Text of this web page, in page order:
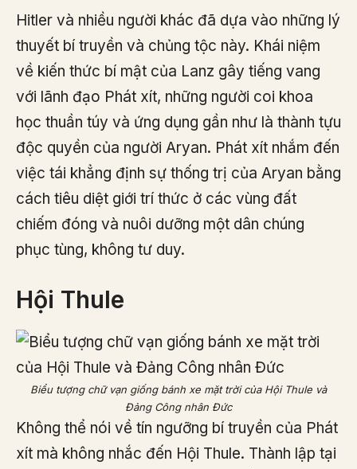
Hitler và nhiều người khác đã dựa vào những lý
thuyết bí truyền và chủng tộc này. Khái niệm
về kiến thức bí mật của Lanz gây tiếng vang
với lãnh đạo Phát xít, những người coi khoa
học thuần túy và ứng dụng gần như là thành tựu
độc quyền của người Aryan. Phát xít nhắm đến
việc tái khẳng định sự thống trị của Aryan bằng
cách tiêu diệt giới trí thức ở các vùng đất
chiếm đóng và nuôi dưỡng một dân chúng
phục tùng, không tư duy.
Hội Thule
Biểu tượng chữ vạn giống bánh xe mặt trời của Hội Thule và
Đảng Công nhân Đức
Không thể nói về tín ngưỡng bí truyền của Phát
xít mà không nhắc đến Hội Thule. Thành lập tại